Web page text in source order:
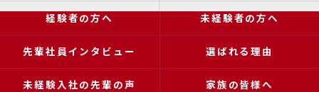
経験者の方へ 未経験者の方へ
先輩社員インタビュー 選ばれる理由
未経験入社の先輩の声 家族の皆様へ